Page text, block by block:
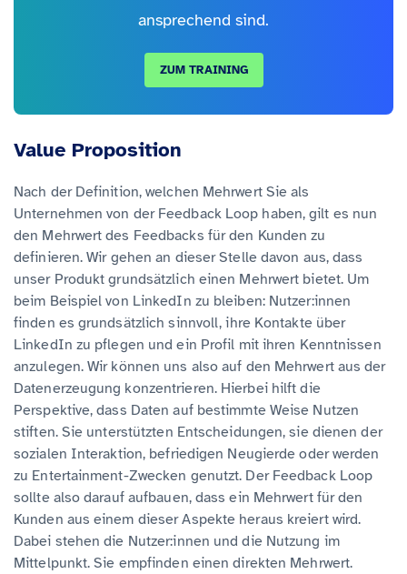
ansprechend sind.
ZUM TRAINING
Value Proposition
Nach der Definition, welchen Mehrwert Sie als
Unternehmen von der Feedback Loop haben, gilt es nun
den Mehrwert des Feedbacks für den Kunden zu
definieren. Wir gehen an dieser Stelle davon aus, dass
unser Produkt grundsätzlich einen Mehrwert bietet. Um
beim Beispiel von LinkedIn zu bleiben: Nutzer:innen
finden es grundsätzlich sinnvoll, ihre Kontakte über
LinkedIn zu pflegen und ein Profil mit ihren Kenntnissen
anzulegen. Wir können uns also auf den Mehrwert aus der
Datenerzeugung konzentrieren. Hierbei hilft die
Perspektive, dass Daten auf bestimmte Weise Nutzen
stiften. Sie unterstützten Entscheidungen, sie dienen der
sozialen Interaktion, befriedigen Neugierde oder werden
zu Entertainment-Zwecken genutzt. Der Feedback Loop
sollte also darauf aufbauen, dass ein Mehrwert für den
Kunden aus einem dieser Aspekte heraus kreiert wird.
Dabei stehen die Nutzer:innen und die Nutzung im
Mittelpunkt. Sie empfinden einen direkten Mehrwert.